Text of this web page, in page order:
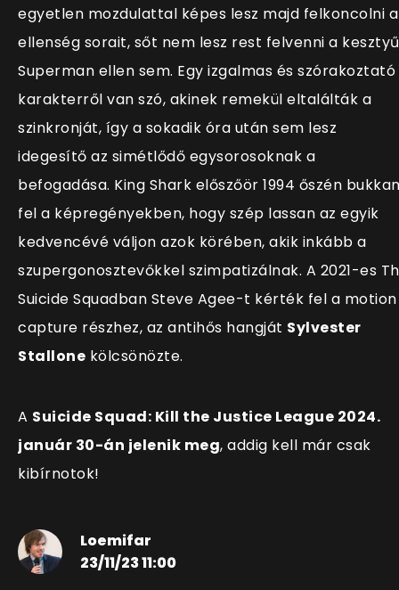
egyetlen mozdulattal képes lesz majd felkoncolni
ellenség sorait, sőt nem lesz rest felvenni a
Superman ellen sem. Egy izgalmas és szórakoztató
karakterről van szó, akinek remekül eltalálták a
szinkronját, így a sokadik óra után sem lesz
idegesítő az simétlődő egysorosoknak a
befogadása. King Shark előszőör 1994 őszén
fel a képregényekben, hogy szép lassan az egyik
kedvencévé váljon azok körében, akik inkább a
szupergonosztevőkkel szimpatizálnak. A 2021-es
Suicide Squadban Steve Agee-t kérték fel a motion
capture részhez, az antihős hangját Sylvester
Stallone kölcsönözte.
A Suicide Squad: Kill the Justice League 2024.
január 30-án jelenik meg, addig kell már csak
kibírnotok!
Loemifar
23/11/23 11:00